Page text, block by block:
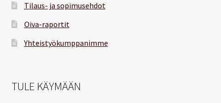
Tilaus- ja sopimusehdot
Oiva-raportit
Yhteistyökumppanimme
TULE KÄYMÄÄN